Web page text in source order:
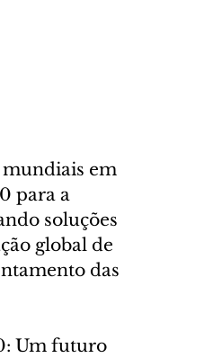
mundiais em
para a
soluções
global de
das
Um futuro